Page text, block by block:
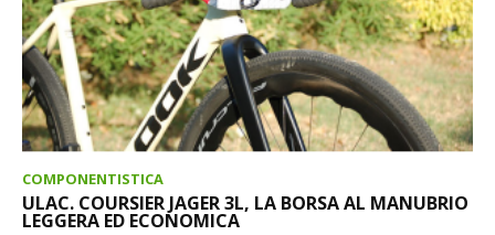
COMPONENTISTICA
ULAC. COURSIER JAGER 3L, LA BORSA AL MANUBRIO
LEGGERA ED ECONOMICA